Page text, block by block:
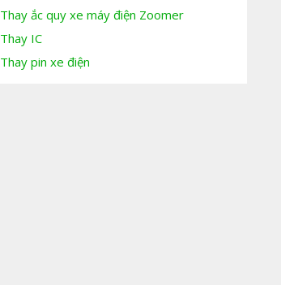
Thay ắc quy xe máy điện Zoomer
Thay IC
Thay pin xe điện